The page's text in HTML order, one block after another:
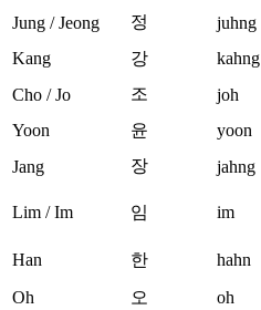
Jung / Jeong
정 juhng
Kang
강 kahng
Cho / Jo
조 joh
Yoon
윤 yoon
Jang
장 jahng
Lim / Im
임 im
Han
한 hahn
Oh
오 oh